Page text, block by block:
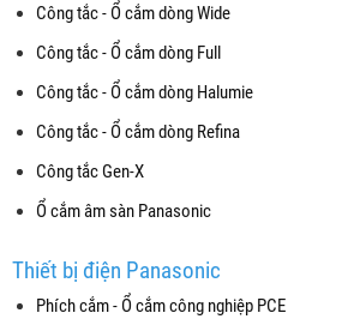
Công tắc - Ổ cắm dòng Wide
Công tắc - Ổ cắm dòng Full
Công tắc - Ổ cắm dòng Halumie
Công tắc - Ổ cắm dòng Refina
Công tắc Gen-X
Ổ cắm âm sàn Panasonic
Thiết bị điện Panasonic
Phích cắm - Ổ cắm công nghiệp PCE